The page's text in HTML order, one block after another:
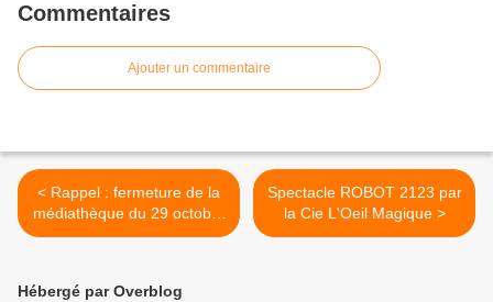
Commentaires
Ajouter un commentaire
< Rappel : fermeture de la
médiathèque du 29 octobre
au 6 novembre inclus
Spectacle ROBOT 2123 par
la Cie L'Oeil Magique >
Hébergé par Overblog